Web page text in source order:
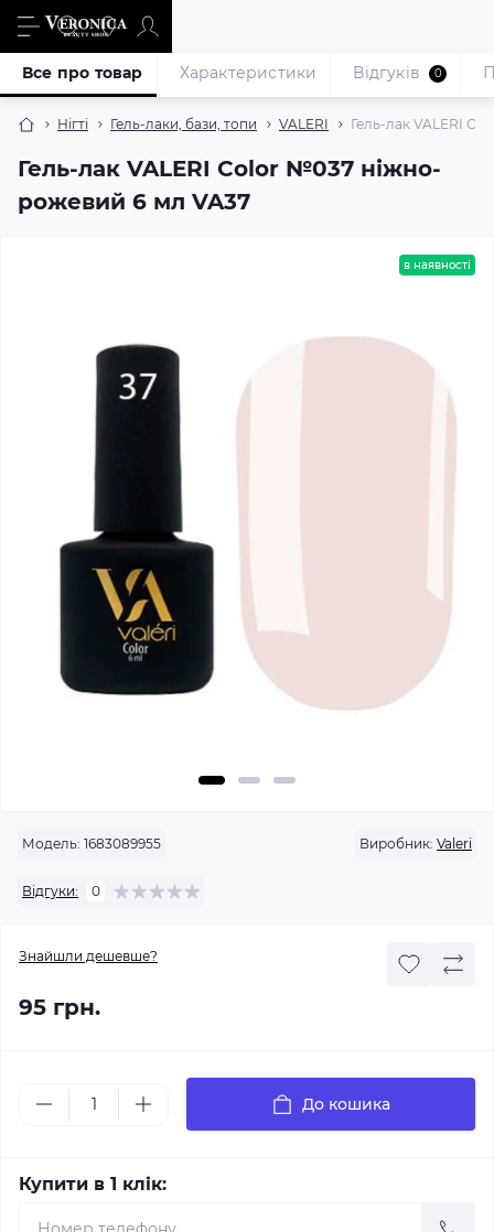
Нігті Гель-лаки, бази, топи VALERI Гель-лак VALERI
Гель-лак VALERI Color №037 ніжно-
рожевий 6 мл VA37
Все про товар Характеристики Відгуків 0
в наявності
Модель: 1683089955 Виробник: Valeri
Відгуки: 0
Знайшли дешевше?
95 грн.
До кошика
Купити в 1 клік: